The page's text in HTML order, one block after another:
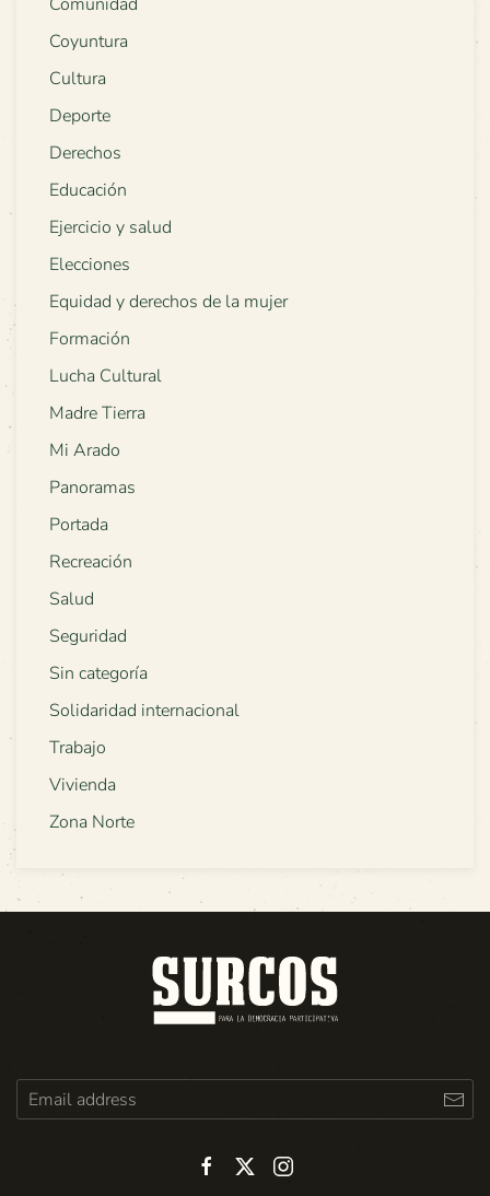
Coyuntura
Cultura
Deporte
Derechos
Educación
Ejercicio y salud
Elecciones
Equidad y derechos de la mujer
Formación
Lucha Cultural
Madre Tierra
Mi Arado
Panoramas
Portada
Recreación
Salud
Seguridad
Sin categoría
Solidaridad internacional
Trabajo
Vivienda
Zona Norte